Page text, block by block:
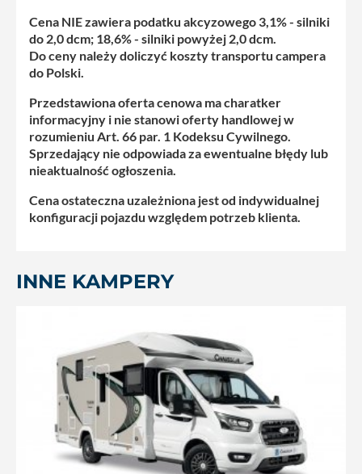
Cena NIE zawiera podatku akcyzowego 3,1% - silniki
do 2,0 dcm; 18,6% - silniki powyżej 2,0 dcm.
Do ceny należy doliczyć koszty transportu campera
do Polski.
Przedstawiona oferta cenowa ma charatker
informacyjny i nie stanowi oferty handlowej w
rozumieniu Art. 66 par. 1 Kodeksu Cywilnego.
Sprzedający nie odpowiada za ewentualne błędy lub
nieaktualność ogłoszenia.
Cena ostateczna uzależniona jest od indywidualnej
konfiguracji pojazdu względem potrzeb klienta.
INNE KAMPERY